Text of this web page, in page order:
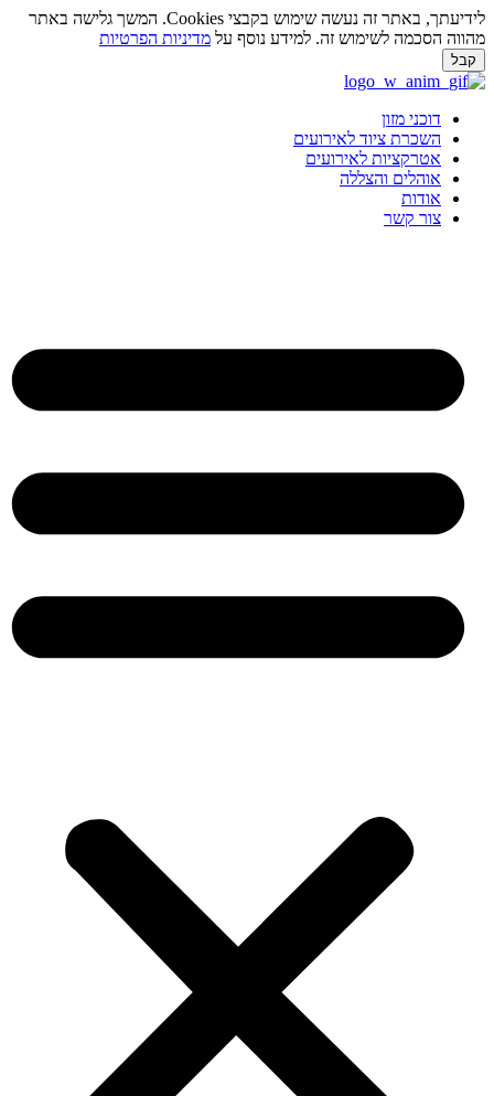
לידיעתך, באתר זה נעשה שימוש בקבצי Cookies. המשך גלישה באתר
הסכמה לשימוש זה. למידע נוסף עלמדיניות הפרטיות
קבל
דוכני מזון
השכרת ציוד לאירועים
אטרקציות לאירועים
אוהלים והצללה
אודות
צור קשר